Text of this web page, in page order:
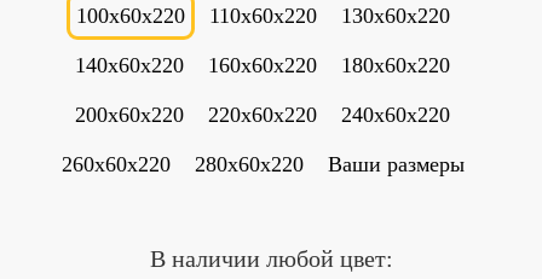
100x60x220 110x60x220 130x60x220
140x60x220 160x60x220 180x60x220
200x60x220 220x60x220 240x60x220
260x60x220 280x60x220 Ваши размеры
В наличии любой цвет: